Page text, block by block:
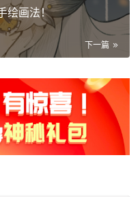
绘画法！
下一篇